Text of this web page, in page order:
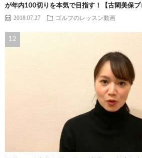
が年内100切りを本気で目指す！【古閑美保プ
2018.07.27 ゴルフのレッスン動画